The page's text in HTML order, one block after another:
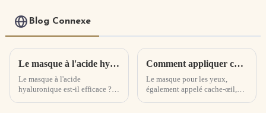
Blog Connexe
Le masque à l'acide hyaluronique fonctionne-t-il ? Effets secondaires des masques à l'acide hyaluronique
Le masque à l'acide
hyaluronique est-il efficace ? 1,
Comment appliquer correctement un masque pour les yeux ? Comment acheter et utiliser des masques pour les yeux
Le masque pour les yeux,
également appelé cache-œil,